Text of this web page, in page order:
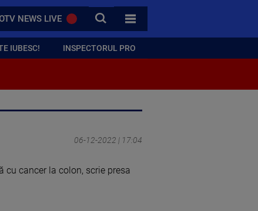
NEWS LIVE CAUTA
TOATE CATEGORIILE
IUBESC! INSPECTORUL PRO
06-12-2022 | 17:04
cu cancer la colon, scrie presa